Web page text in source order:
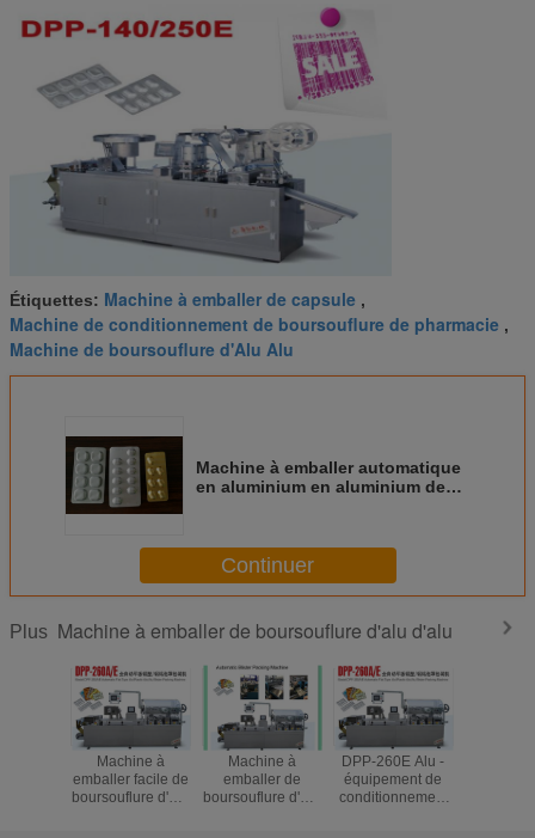
Étiquettes: Machine à emballer de capsule ,
Machine de conditionnement de boursouflure de pharmacie ,
Machine de boursouflure d'Alu Alu
Machine à emballer automatique
en aluminium en aluminium de
comprimés, pilules
Continuer
Plus Machine à emballer de boursouflure d'alu d'alu
Machine à
emballer facile de
boursouflure d'Alu
Machine à
emballer de
boursouflure d'Alu
DPP-260E Alu -
équipement de
conditionnement